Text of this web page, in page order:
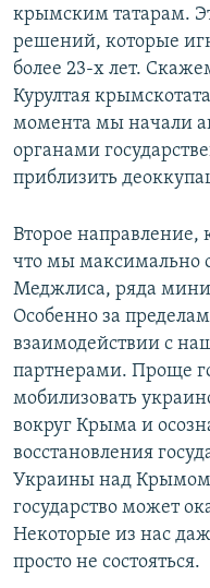
крымским татарам.
решений, которые
более 23-х лет.
Курултая
момента мы начали
органами
приблизить
Второе направление,
что мы максимально
Меджлиса, ряда
Особенно за
взаимодействии с
партнерами. Проще
мобилизовать
вокруг Крыма и
восстановления
Украины над Крымом
государство может
Некоторые из нас
просто не состояться.